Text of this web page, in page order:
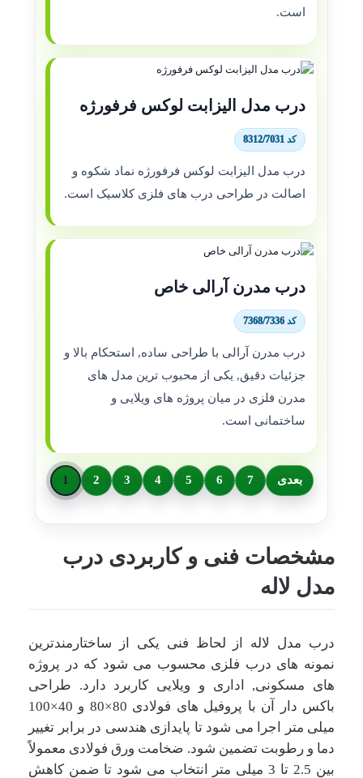
است.
درب مدل الیزابت لوکس فرفورژه
کد 8312/7031
درب مدل الیزابت لوکس فرفورژه نماد شکوه و
اصالت در طراحی درب های فلزی کلاسیک است.
درب مدرن آرالی خاص
کد 7368/7336
درب مدرن آرالی با طراحی ساده, استحکام بالا و
جزئیات دقیق, یکی از محبوب ترین مدل های
مدرن فلزی در میان پروژه های ویلایی و
ساختمانی است.
1 2 3 4 5 6 7 بعدی
مشخصات فنی و کاربردی درب
مدل لاله
درب مدل لاله از لحاظ فنی یکی از ساختارمندترین
نمونه های درب فلزی محسوب می شود که در پروژه
های مسکونی, اداری و ویلایی کاربرد دارد. طراحی
باکس دار آن با پروفیل های فولادی 80×80 و 40×100
میلی متر اجرا می شود تا پایدازی هندسی در برابر تغییر
دما و رطوبت تضمین شود. ضخامت ورق فولادی معمولاً
بین 2.5 تا 3 میلی متر انتخاب می شود تا ضمن کاهش